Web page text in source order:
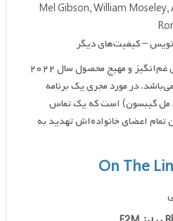
– کیفیت‌های دیگر
روی خط ، فیلمی غم‌انگیز و مهیج محصول سال ۲۰۲۲
می‌باشد. در مورد مجری یک برنامه
مل گیبسون) است که یک تماس
اعضای خانواده‌اش تهدید به